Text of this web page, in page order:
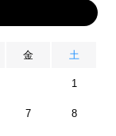
金 土
1
7 8